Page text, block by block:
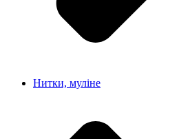
Нитки, муліне